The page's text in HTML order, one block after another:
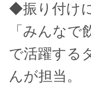
◆振り付け
「みんな
で活躍する
んが担当。